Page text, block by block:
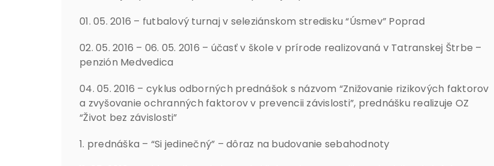
01. 05. 2016 – futbalový turnaj v seleziánskom stredisku “Úsmev” Poprad
02. 05. 2016 – 06. 05. 2016 – účasť v škole v prírode realizovaná v Tatranskej Štrbe –
penzión Medvedica
04. 05. 2016 – cyklus odborných prednášok s názvom “Znižovanie rizikových faktorov
a zvyšovanie ochranných faktorov v prevencii závislosti”, prednášku realizuje OZ
“Život bez závislosti”
1. prednáška – “Si jedinečný” – dôraz na budovanie sebahodnoty